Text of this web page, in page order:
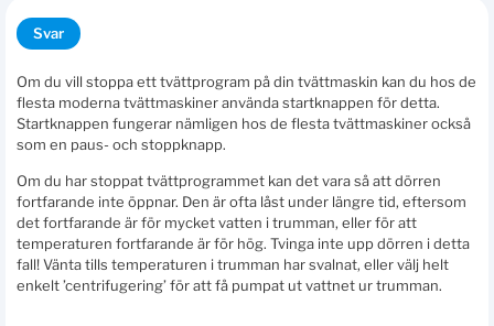
Svar
Om du vill stoppa ett tvättprogram på din tvättmaskin kan du hos de
flesta moderna tvättmaskiner använda startknappen för detta.
Startknappen fungerar nämligen hos de flesta tvättmaskiner också
som en paus- och stoppknapp.
Om du har stoppat tvättprogrammet kan det vara så att dörren
fortfarande inte öppnar. Den är ofta låst under längre tid, eftersom
det fortfarande är för mycket vatten i trumman, eller för att
temperaturen fortfarande är för hög. Tvinga inte upp dörren i detta
fall! Vänta tills temperaturen i trumman har svalnat, eller välj helt
enkelt ’centrifugering’ för att få pumpat ut vattnet ur trumman.